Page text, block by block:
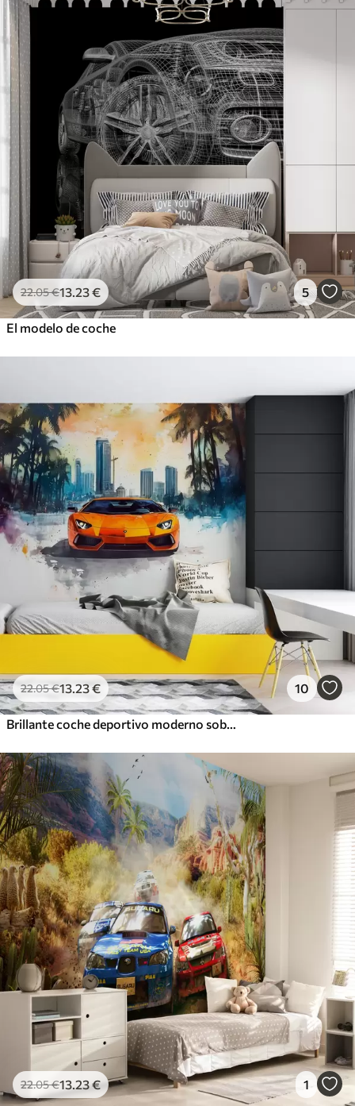
22.05€13 .23€ 5
El modelo de coche
22.05€13 .23€ 10
22.05€13 .23€ 1